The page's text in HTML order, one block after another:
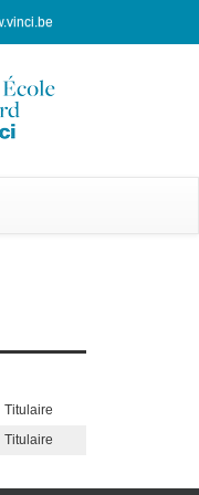
Titulaire
Titulaire